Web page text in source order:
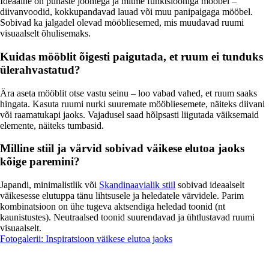
diivanvoodid, kokkupandavad lauad või muu panipaigaga mööbel.
Sobivad ka jalgadel olevad mööbliesemed, mis muudavad ruumi
visuaalselt õhulisemaks.
Kuidas mööblit õigesti paigutada, et ruum ei tunduks
ülerahvastatud?
Ära aseta mööblit otse vastu seinu – loo vabad vahed, et ruum saaks
hingata. Kasuta ruumi nurki suuremate mööbliesemete, näiteks diivani
või raamatukapi jaoks. Vajadusel saad hõlpsasti liigutada väiksemaid
elemente, näiteks tumbasid.
Milline stiil ja värvid sobivad väikese elutoa jaoks
kõige paremini?
Japandi, minimalistlik või Skandinaavialik stiil sobivad ideaalselt
väikesesse elutuppa tänu lihtsusele ja heledatele värvidele. Parim
kombinatsioon on ühe tugeva aktsendiga heledad toonid (nt
kaunistustes). Neutraalsed toonid suurendavad ja ühtlustavad ruumi
visuaalselt.
Fotogalerii: Inspiratsioon väikese elutoa jaoks